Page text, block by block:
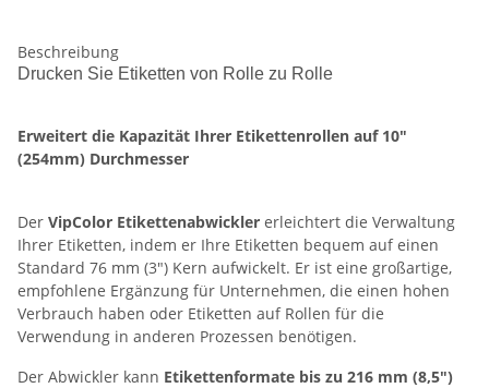
Beschreibung
Drucken Sie Etiketten von Rolle zu Rolle
Erweitert die Kapazität Ihrer Etikettenrollen auf 10"
(254mm) Durchmesser
Der VipColor Etikettenabwickler erleichtert die Verwaltung
Ihrer Etiketten, indem er Ihre Etiketten bequem auf einen
Standard 76 mm (3″) Kern aufwickelt. Er ist eine großartige,
empfohlene Ergänzung für Unternehmen, die einen hohen
Verbrauch haben oder Etiketten auf Rollen für die
Verwendung in anderen Prozessen benötigen.
Der Abwickler kann Etikettenformate bis zu 216 mm (8,5″)